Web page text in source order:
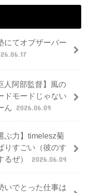
にてオブザーバー
人阿部監督】風の
ドモードじゃない
ん 2026.06.09
ぶ力】timelesz菊
りすごい（彼のす
るぜ）
2026.06.09
いでとった仕事は